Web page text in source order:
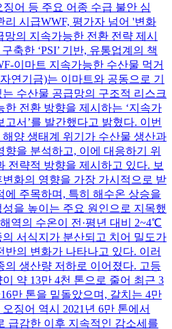
어 등 주요 어종 수급 불안 심
시급WWF, 평가자 넘어 '변화
의 지속가능한 전환 전략 제시
축한 ‘PSI’ 기반, 유통업계의 책
이마트 지속가능한 수산물 먹거
연기금)는 이마트와 공동으로 기
수산물 공급망의 구조적 리스크
한 전환 방향을 제시하는 ‘지속가
서’를 발간했다고 밝혔다. 이번
양 생태계 위기가 수산물 생산과
향을 분석하고, 이에 대응하기 위
전략적 방향을 제시하고 있다. 보
화의 영향을 가장 가시적으로 받
에 주목하며, 특히 해수온 상승을
을 높이는 주요 원인으로 지목했
역의 수온이 전·평년 대비 2~4℃
서식지가 분산되고 치어 밀도가
반의 변화가 나타나고 있다. 이러
의 생산량 저하로 이어졌다. 고등
약 13만 4천 톤으로 줄어 최근 3
만 톤을 밑돌았으며, 갈치는 4만
징어 역시 2021년 6만 톤에서
급감한 이후 지속적인 감소세를